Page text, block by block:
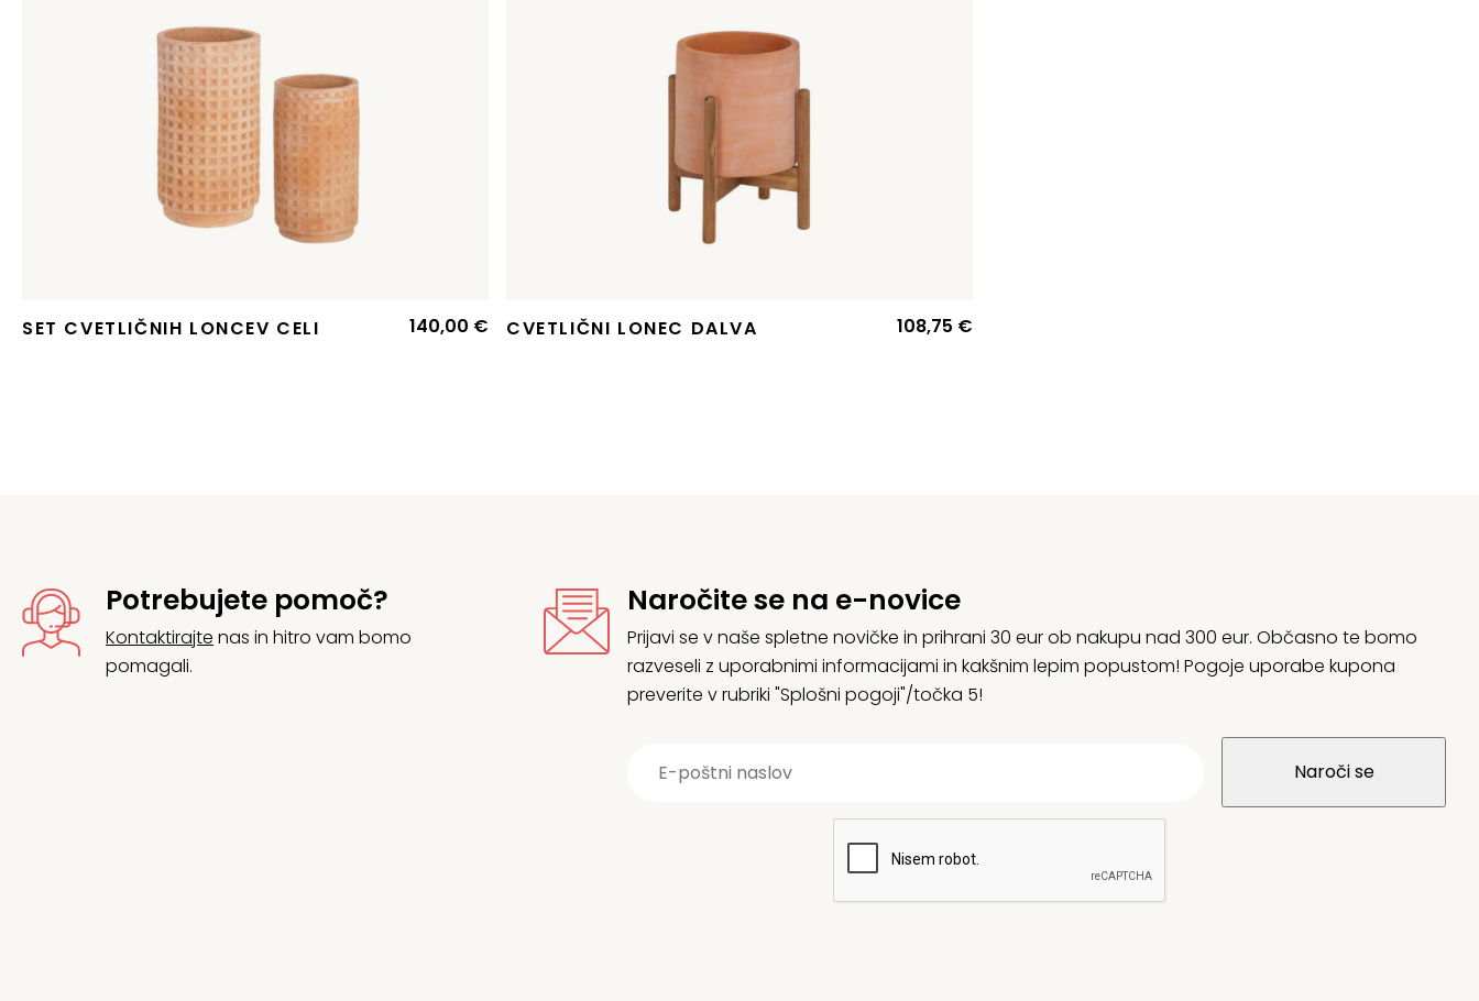
SET CVETLIČNIH LONCEV CELI 140,00 € CVETLIČNI LONEC DALVA 108,75 €
Potrebujete pomoč?
Kontaktirajte nas in hitro vam bomo
pomagali.
Naročite se na e-novice
Prijavi se v naše spletne novičke in prihrani 30 eur ob nakupu nad 300 eur. Občasno te bomo
razveseli z uporabnimi informacijami in kakšnim lepim popustom! Pogoje uporabe kupona
preverite v rubriki "Splošni pogoji"/točka 5!